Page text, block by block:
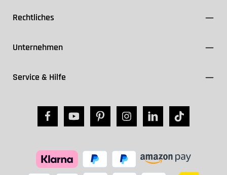
Rechtliches
Unternehmen
Service & Hilfe